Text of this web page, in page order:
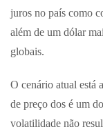
juros no país como
além de um dólar
globais.
O cenário atual está
de preço dos é um
volatilidade não